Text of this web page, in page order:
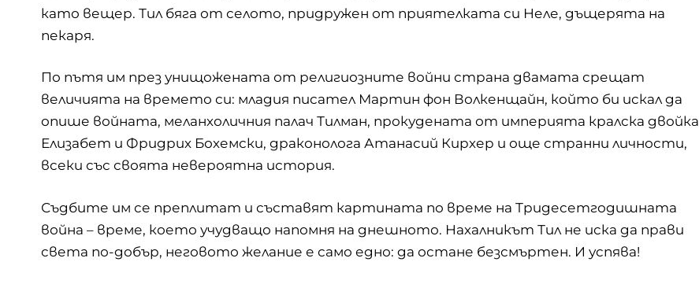
като вещер. Тил бяга от селото, придружен от приятелката си Неле, дъщерята на
пекаря.
По пътя им през унищожената от религиозните войни страна двамата срещат
величията на времето си: младия писател Мартин фон Волкенщайн, който би искал да
опише войната, меланхоличния палач Тилман, прокудената от империята кралска двойка
Елизабет и Фридрих Бохемски, драконолога Атанасий Кирхер и още странни личности,
всеки със своята невероятна история.
Съдбите им се преплитат и съставят картината по време на Тридесетгодишната
война – време, което учудващо напомня на днешното. Нахалникът Тил не иска да прави
света по-добър, неговото желание е само едно: да остане безсмъртен. И успява!